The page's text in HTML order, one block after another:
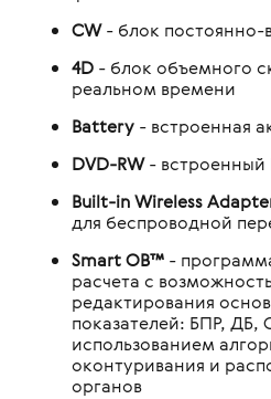
CW- блок постоянно-
4D - блок объемного
реальном времени
Battery - встроенная
DVD-RW- встроенный
Built-in Wireless
для беспроводной
Smart OB™ -
расчета с
редактирования
показателей: БПР, ДБ,
использованием
оконтуривания и
органов